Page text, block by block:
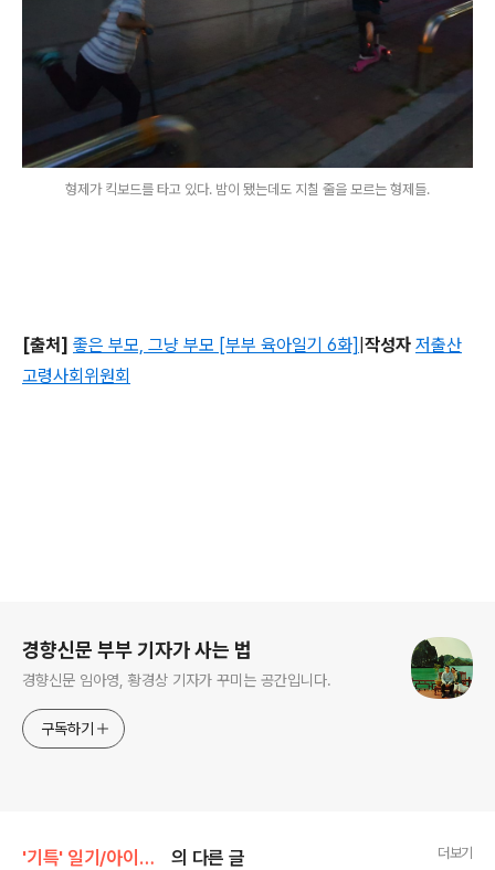
형제가 킥보드를 타고 있다. 밤이 됐는데도 지칠 줄을 모르는 형제들.
[출처] 좋은 부모, 그냥 부모 [부부 육아일기 6화] 작성자 저출산
고령사회위원회
경향신문 부부 기자가 사는 법
경향신문 임아영, 황경상 기자가 꾸미는 공간입니다.
구독하기
'기특' 일기/아이처럼 부모도 성장합니다 의 다른 글 더보기